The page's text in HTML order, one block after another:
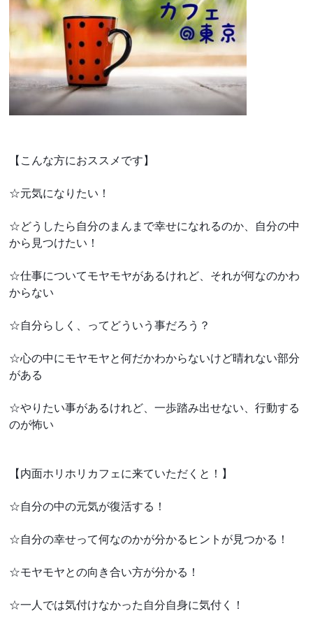
【こんな方におススメです】
☆元気になりたい！
☆どうしたら自分のまんまで幸せになれるのか、自分の中
から見つけたい！
☆仕事についてモヤモヤがあるけれど、それが何なのかわ
からない
☆自分らしく、ってどういう事だろう？
☆心の中にモヤモヤと何だかわからないけど晴れない部分
がある
☆やりたい事があるけれど、一歩踏み出せない、行動する
のが怖い
【内面ホリホリカフェに来ていただくと！】
☆自分の中の元気が復活する！
☆自分の幸せって何なのかが分かるヒントが見つかる！
☆モヤモヤとの向き合い方が分かる！
☆一人では気付けなかった自分自身に気付く！